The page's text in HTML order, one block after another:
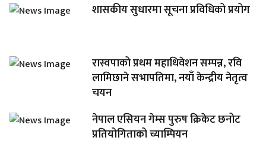
शासकीय सुधारमा सूचना प्रविधिको प्रयोग
रास्वपाको प्रथम महाधिवेशन सम्पन्न, रवि
लामिछाने सभापतिमा, नयाँ केन्द्रीय नेतृत्व
चयन
नेपाल एसियन गेम्स पुरुष क्रिकेट छनोट
प्रतियोगिताको च्याम्पियन